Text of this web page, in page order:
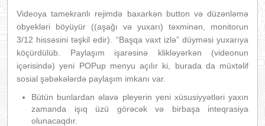
Videoya tamekranlı rejimdə baxarkən button və düzənləmə
obyekləri böyüyür ((aşağı və yuxarı) təxminən, monitorun
3/12 hissəsini təşkil edir). “Başqa vaxt izlə” düyməsi yuxarıya
köçürdülüb. Paylaşım işarəsinə klikləyərkən (videonun
içərisində) yeni POPup menyu açılır ki, burada da müxtəlif
sosial şəbəkələrdə paylaşım imkanı var.
Bütün bunlardan əlavə pleyerin yeni xüsusiyyətləri yaxın
zamanda işıq üzü görəcək və birbaşa inteqrasiya
olunacaqdır.